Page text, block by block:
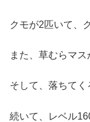
クモが2匹いて、
また、草むらマス
そして、落ちてく
続いて、レベル